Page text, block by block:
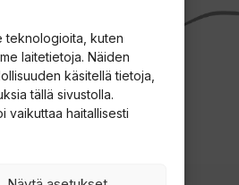
teknologioita, kuten
laitetietoja. Näiden
käsitellä tietoja,
tällä sivustolla.
vaikuttaa haitallisesti